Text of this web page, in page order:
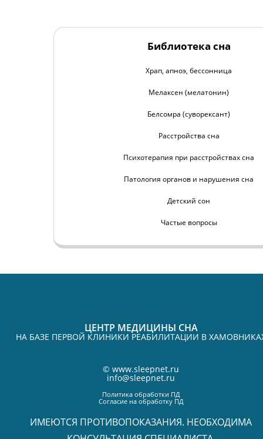
Библиотека сна
Храп, апноэ, бессонница
Мелаксен (мелатонин)
Белсомра (суворексант)
Расстройства сна
Психотерапия при расстройствах сна
Патология органов и нарушения сна
Детский сон
Частые вопросы
ЦЕНТР МЕДИЦИНЫ СНА
НА БАЗЕ ПЕРВОЙ КЛИНИКИ РЕАБИЛИТАЦИИ В
© www.sleepnet.ru
info@sleepnet.ru
Политика обработки ПД
Согласие на обработку ПД
ИМЕЮТСЯ ПРОТИВОПОКАЗАНИЯ. НЕОБХОДИМА